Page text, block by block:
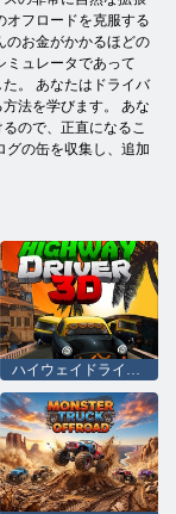
オフロードを克服する
のお金がかかるほどの
ミュレータであって
。 あなたはドライバ
法を学びます。 あな
ので、正直になるこ
グの缶を収集し、追加
ハイウェイドライバー 3D